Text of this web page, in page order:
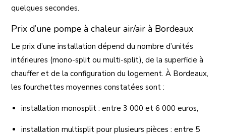
quelques secondes.
Prix d’une pompe à chaleur air/air à Bordeaux
Le prix d’une installation dépend du nombre d’unités
intérieures (mono-split ou multi-split), de la superficie à
chauffer et de la configuration du logement. À Bordeaux,
les fourchettes moyennes constatées sont :
installation monosplit : entre 3 000 et 6 000 euros,
installation multisplit pour plusieurs pièces : entre 5